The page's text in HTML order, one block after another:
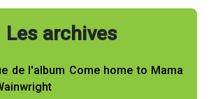
Les archives
de l'album Come home to Mama